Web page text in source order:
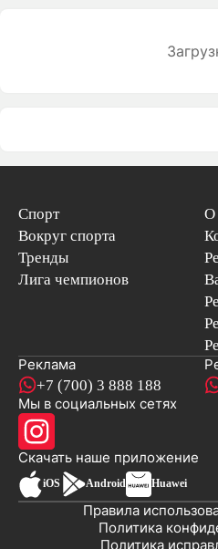
Спорт
Вокруг спорта
Тренды
Лига чемпионов
О
Реклама
+7 (700) 3 888 188
Мы в социальных сетях
Скачать наше приложение
iOS Android Huawei
Политика
Политика
Правила